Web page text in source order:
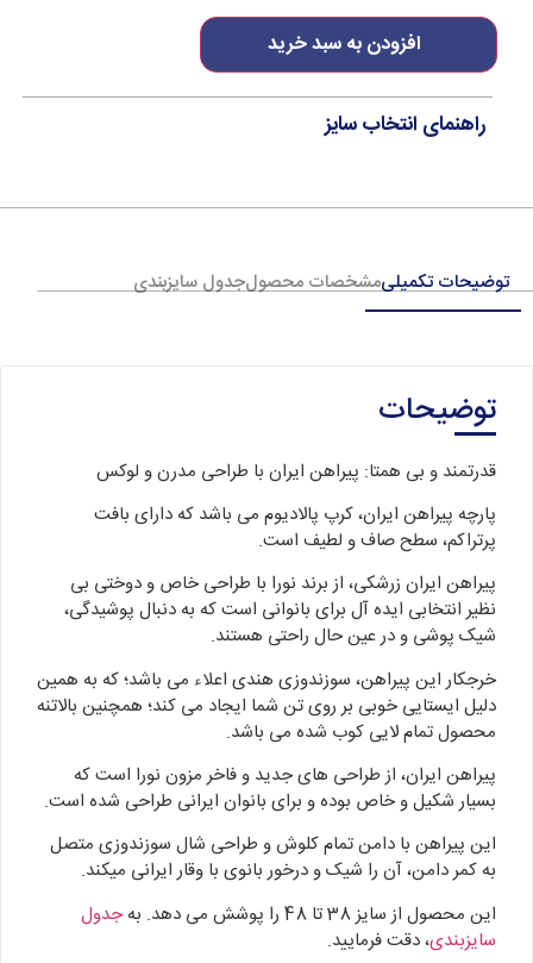
افزودن به سبد خرید
راهنمای انتخاب سایز
توضیحات تکمیلیمشخصات محصولجدول سایزبندی
توضیحات
قدرتمند و بی همتا: پیراهن ایران با طراحی مدرن و لوکس
پارچه پیراهن ایران، کرپ پالادیوم می باشد که دارای بافت
پرتراکم، سطح صاف و لطیف است.
پیراهن ایران زرشکی، از برند نورا با طراحی خاص و دوختی بی
نظیر انتخابی ایده آل برای بانوانی است که به دنبال پوشیدگی،
شیک پوشی و در عین حال راحتی هستند.
خرجکار این پیراهن، سوزندوزی هندی اعلاء می باشد؛ که به همین
دلیل ایستایی خوبی بر روی تن شما ایجاد می کند؛ همچنین بالاتنه
محصول تمام لایی کوب شده می باشد.
پیراهن ایران، از طراحی های جدید و فاخر مزون نورا است که
بسیار شکیل و خاص بوده و برای بانوان ایرانی طراحی شده است.
این پیراهن با دامن تمام کلوش و طراحی شال سوزندوزی متصل
به کمر دامن، آن را شیک و درخور بانوی با وقار ایرانی میکند.
این محصول از سایز 38 تا 48 را پوشش می دهد. به
جدول
سایزبندی، دقت فرمایید.